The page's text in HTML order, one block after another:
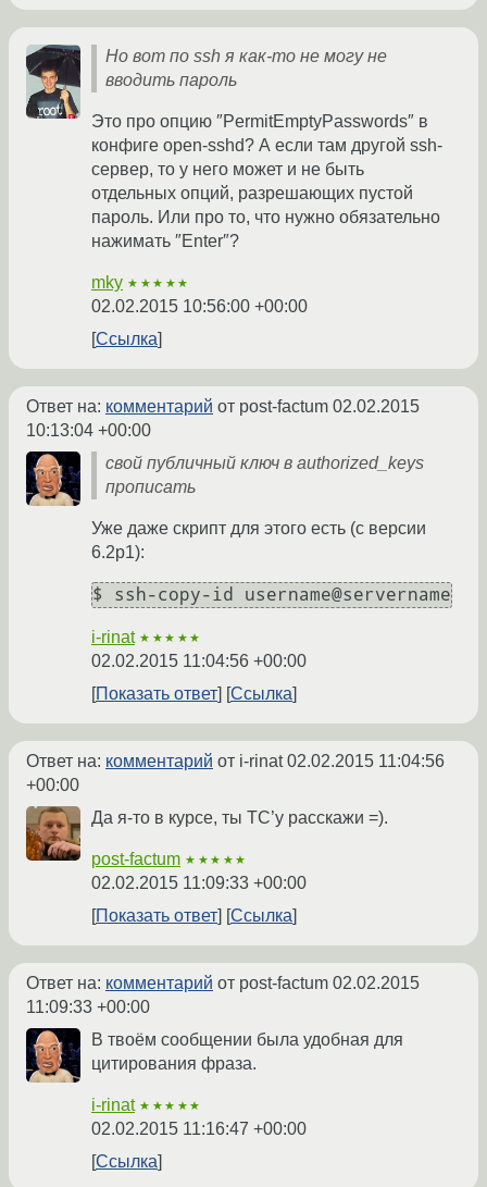
Но вот по ssh я как-то не могу не
вводить пароль
Это про опцию ″PermitEmptyPasswords″ в
конфиге open-sshd? А если там другой ssh-
сервер, то у него может и не быть
отдельных опций, разрешающих пустой
пароль. Или про то, что нужно обязательно
нажимать ″Enter″?
mky ★★★★★
02.02.2015 10:56:00 +00:00
Ссылка
Ответ на: комментарий от post-factum 02.02.2015
10:13:04 +00:00
свой публичный ключ в authorized_keys
прописать
Уже даже скрипт для этого есть (с версии
6.2p1):
$ ssh-copy-id username@servername
i-rinat ★★★★★
02.02.2015 11:04:56 +00:00
Показать ответ
Ссылка
Ответ на: комментарий от i-rinat02.02.2015 11:04:56
+00:00
Да я-то в курсе, ты ТС’у расскажи =).
post-factum ★★★★★
02.02.2015 11:09:33 +00:00
Показать ответ
Ссылка
Ответ на: комментарий от post-factum 02.02.2015
11:09:33 +00:00
В твоём сообщении была удобная для
цитирования фраза.
i-rinat ★★★★★
02.02.2015 11:16:47 +00:00
Ссылка